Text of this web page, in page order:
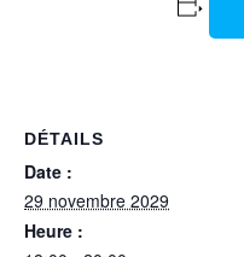
DÉTAILS
Date :
29 novembre 2029
Heure :